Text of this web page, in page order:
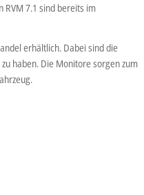
7.1 sind bereits im
erhältlich. Dabei sind die
haben. Die Monitore sorgen zum